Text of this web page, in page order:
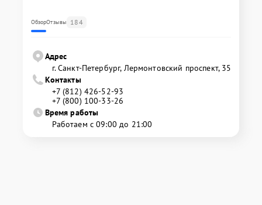
ОбзорОтзывы 184
Адрес
г. Санкт-Петербург, Лермонтовский проспект, 35
Контакты
+7 (812) 426-52-93
+7 (800) 100-33-26
Время работы
Работаем с 09:00 до 21:00